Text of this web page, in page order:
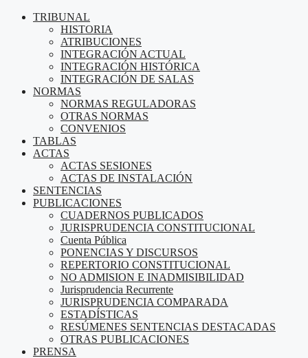
TRIBUNAL
HISTORIA
ATRIBUCIONES
INTEGRACIÓN ACTUAL
INTEGRACIÓN HISTÓRICA
INTEGRACIÓN DE SALAS
NORMAS
NORMAS REGULADORAS
OTRAS NORMAS
CONVENIOS
TABLAS
ACTAS
ACTAS SESIONES
ACTAS DE INSTALACIÓN
SENTENCIAS
PUBLICACIONES
CUADERNOS PUBLICADOS
JURISPRUDENCIA CONSTITUCIONAL
Cuenta Pública
PONENCIAS Y DISCURSOS
REPERTORIO CONSTITUCIONAL
NO ADMISION E INADMISIBILIDAD
Jurisprudencia Recurrente
JURISPRUDENCIA COMPARADA
ESTADÍSTICAS
RESÚMENES SENTENCIAS DESTACADAS
OTRAS PUBLICACIONES
PRENSA